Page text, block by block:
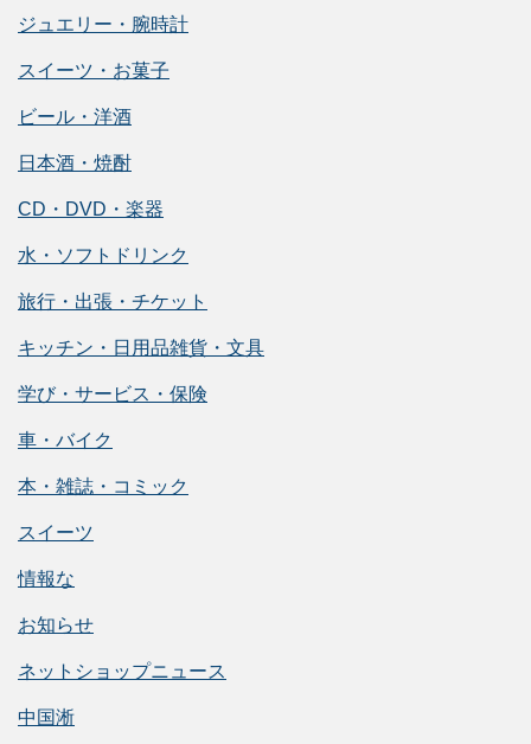
ジュエリー・腕時計
スイーツ・お菓子
ビール・洋酒
日本酒・焼酎
CD・DVD・楽器
水・ソフトドリンク
旅行・出張・チケット
キッチン・日用品雑貨・文具
学び・サービス・保険
車・バイク
本・雑誌・コミック
スイーツ
情報な
お知らせ
ネットショップニュース
中国淅